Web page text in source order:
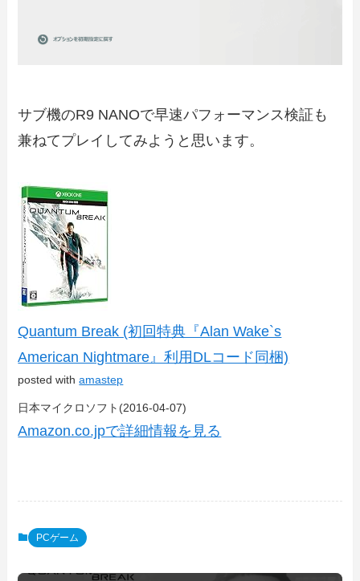
サブ機のR9 NANOで早速パフォーマンス検証も
兼ねてプレイしてみようと思います。
Quantum Break (初回特典『Alan Wake`s
American Nightmare』利用DLコード同梱)
posted withamastep
日本マイクロソフト(2016-04-07)
Amazon.co.jpで詳細情報を見る
PCゲーム